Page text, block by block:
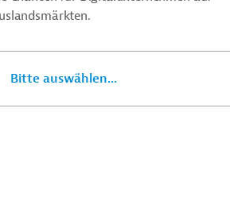
Bitte auswählen...